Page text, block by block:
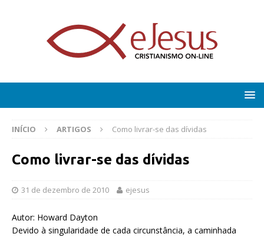
INÍCIO ARTIGOS Como livrar-se das dívidas
Como livrar-se das dívidas
31 de dezembro de 2010 ejesus
Autor: Howard Dayton
Devido à singularidade de cada circunstância, a caminhada